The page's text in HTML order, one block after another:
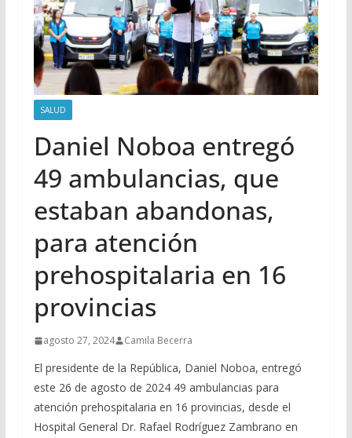
SALUD
Daniel Noboa entregó
49 ambulancias, que
estaban abandonas,
para atención
prehospitalaria en 16
provincias
agosto 27, 2024 Camila Becerra
El presidente de la República, Daniel Noboa, entregó
este 26 de agosto de 2024 49 ambulancias para
atención prehospitalaria en 16 provincias, desde el
Hospital General Dr. Rafael Rodríguez Zambrano en